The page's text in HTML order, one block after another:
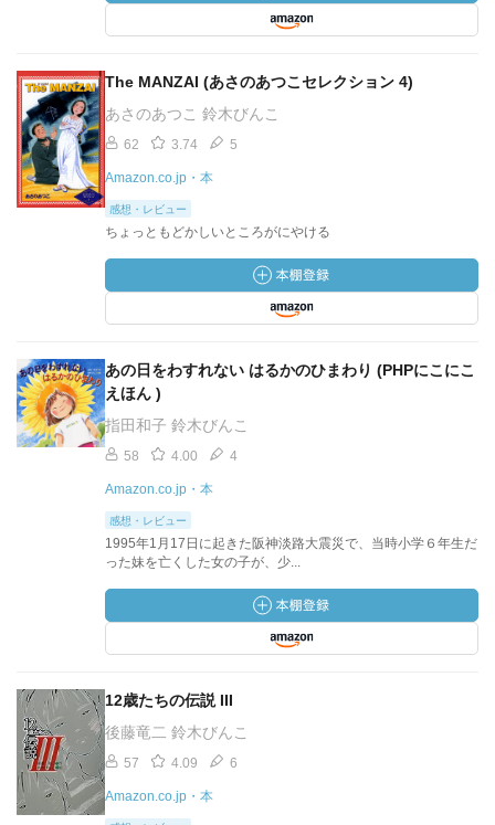
The MANZAI (あさのあつこセレクション 4)
あさのあつこ 鈴木びんこ
62 3.74 5
Amazon.co.jp・本
感想・レビュー
ちょっともどかしいところがにやける
あの日をわすれない はるかのひまわり (PHPにこにこ
えほん )
指田和子 鈴木びんこ
58 4.00 4
Amazon.co.jp・本
感想・レビュー
1995年1月17日に起きた阪神淡路大震災で、当時小学６年生だ
った妹を亡くした女の子が、少...
12歳たちの伝説 III
後藤竜二 鈴木びんこ
57 4.09 6
Amazon.co.jp・本